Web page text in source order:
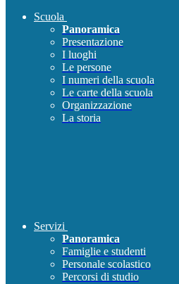
Scuola
Panoramica
Presentazione
I luoghi
Le persone
I numeri della scuola
Le carte della scuola
Organizzazione
La storia
Servizi
Panoramica
Famiglie e studenti
Personale scolastico
Percorsi di studio